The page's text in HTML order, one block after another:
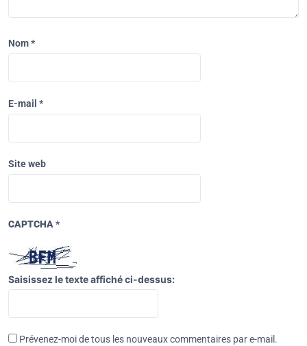
Nom*
E-mail *
Site web
CAPTCHA *
Saisissez le texte affiché ci-dessus:
Prévenez-moi de tous les nouveaux commentaires par e-mail.